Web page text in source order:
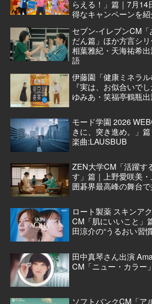
らえる！」篇｜7月14
得なキャンペーンを
セブン‐イレブンCM
だん篇」ほか方言シ
相葉雅紀・天海祐希
語
伊藤園「健康ミネラ
『実は、お似合いで
ゆみあ・笑福亭鶴瓶
モード学園 2026
きに、突き進め。」
楽曲:LAUSBUB
ZEN大学CM「活躍す
す」篇｜上野愛咲美
囲碁界最高峰の舞台
ロート製薬 スキンア
CM「肌にいいこと」
田涼介の“うるおい習
田中真琴さん出演
CM「ニュー・カラー
ソフトバンクCM「ア